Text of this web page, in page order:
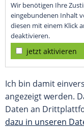
Wir benötigen Ihre
eingebundenen Inhalt
diesen mit einem Klick
deaktivieren.
jetzt aktivieren
Ich bin damit
angezeigt werden.
Daten an
dazu in unseren